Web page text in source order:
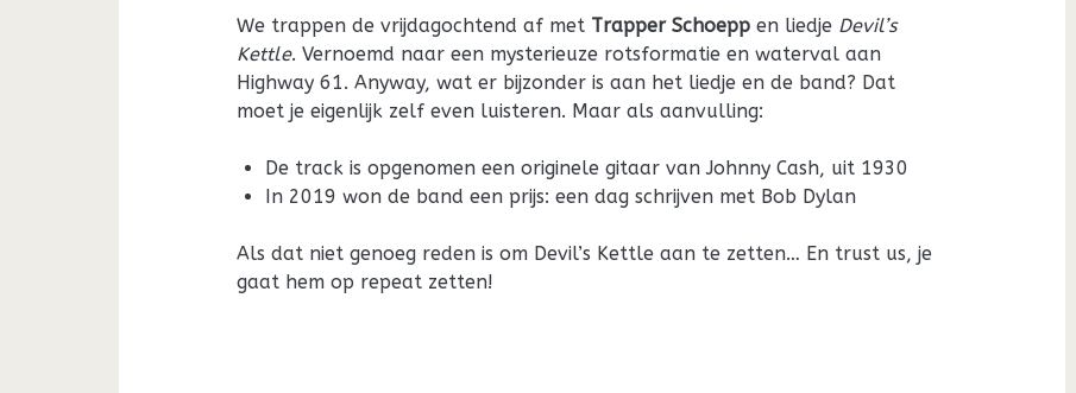
We trappen de vrijdagochtend af met Trapper Schoeppen liedje Devil’s
Kettle. Vernoemd naar een mysterieuze rotsformatie en waterval aan
Highway 61. Anyway, wat er bijzonder is aan het liedje en de band? Dat
moet je eigenlijk zelf even luisteren. Maar als aanvulling:
De track is opgenomen een originele gitaar van Johnny Cash, uit 1930
In 2019 won de band een prijs: een dag schrijven met Bob Dylan
Als dat niet genoeg reden is om Devil’s Kettle aan te zetten… En trust us, je
gaat hem op repeat zetten!